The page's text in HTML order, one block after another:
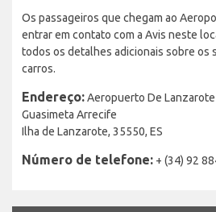
Os passageiros que chegam ao
entrar em contato com a Avis neste
todos os detalhes adicionais sobre os
carros.
Endereço:Aeropuerto De Lanzarote
Guasimeta Arrecife
Ilha de Lanzarote, 35550, ES
Número de telefone: + (34) 92